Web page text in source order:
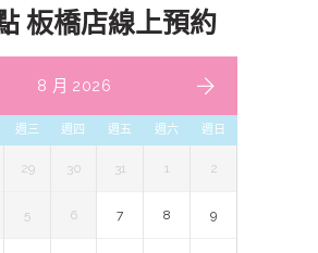
板橋店線上預約
8 月 2026
週三 週四 週五 週六 週日
29 30 31 1 2
5 6 7 8 9